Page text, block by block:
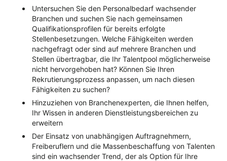
Untersuchen Sie den Personalbedarf wachsender
Branchen und suchen Sie nach gemeinsamen
Qualifikationsprofilen für bereits erfolgte
Stellenbesetzungen. Welche Fähigkeiten werden
nachgefragt oder sind auf mehrere Branchen und
Stellen übertragbar, die Ihr Talentpool möglicherweise
nicht hervorgehoben hat? Können Sie Ihren
Rekrutierungsprozess anpassen, um nach diesen
Fähigkeiten zu suchen?
Hinzuziehen von Branchenexperten, die Ihnen helfen,
Ihr Wissen in anderen Dienstleistungsbereichen zu
erweitern
Der Einsatz von unabhängigen Auftragnehmern,
Freiberuflern und die Massenbeschaffung von Talenten
sind ein wachsender Trend, der als Option für Ihre